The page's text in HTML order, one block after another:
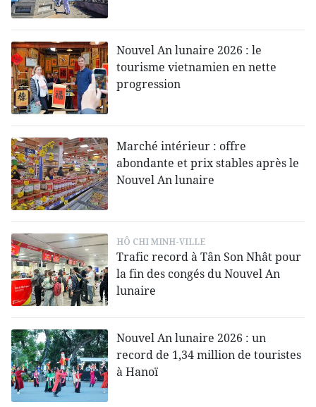
Nouvel An lunaire 2026 : le
tourisme vietnamien en nette
progression
Marché intérieur : offre
abondante et prix stables après le
Nouvel An lunaire
HÔ CHI MINH-VILLE
Trafic record à Tân Son Nhât pour
la fin des congés du Nouvel An
lunaire
Nouvel An lunaire 2026 : un
record de 1,34 million de touristes
à Hanoï